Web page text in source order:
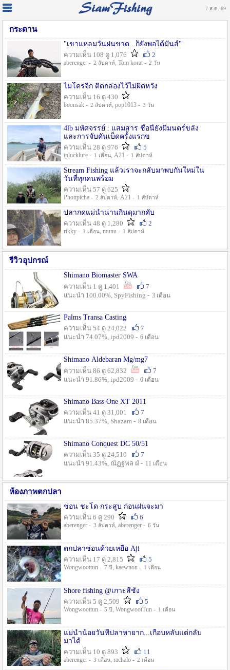
7 ส.ค. 69
กระดาน
"เขาแหลมวันฝนขาด...ก็ยังพอได้มันส์"
ความเห็น 108 ดู 1,076
2
aberenger - 2 สัปดาห์, Tom korat - 2 วัน
ไมโครจิ้ก ติดกล่องไว้ไม่ผิดหวัง
ความเห็น 16 ดู 430
boonsak - 2 สัปดาห์, pop1013 - 3 วัน
4lb มหัศจรรย์ : แสมสาร ชื่อนี้ยังมีมนตร์ขลัง
และการจับคันเบ็ดครั้งแรกข
ความเห็น 28 ดู 976
5
iplucklure - 1 เดือน, A21 - 1 สัปดาห์
Stream Fishing แล้วเราจะกลับมาพบกันใหม่ใน
วันที่ทุกคนพร้อม
ความเห็น 57 ดู 625
Phonpicha - 2 สัปดาห์, A21 - 1 สัปดาห์
ปลากดแม่น้ำน่านกินดุมากคับ
ความเห็น 48 ดู 1,280
2
rikky - 1 เดือน, munu - 1 สัปดาห์
รีวิวอุปกรณ์
Shimano Biomaster SWA
ความเห็น 1 ดู 1,401
7
แนะนำ 100.00%, SpyFishing - 3 เดือน
Palms Transa Casting
ความเห็น 54 ดู 24,022
7
แนะนำ 74.07%, ipd2009 - 6 เดือน
Shimano Aldebaran Mg/mg7
ความเห็น 86 ดู 62,832
7
แนะนำ 91.86%, ipd2009 - 6 เดือน
Shimano Bass One XT 2011
ความเห็น 41 ดู 31,001
7
แนะนำ 85.37%, Shazam - 8 เดือน
Shimano Conquest DC 50/51
ความเห็น 35 ดู 24,510
7
แนะนำ 91.43%, ณัฏฐพล ฝ่ - 11 เดือน
ห้องภาพตกปลา
ช่อน ชะโด กระสูบ ก่อนฝนจะมา
ความเห็น 6 ดู 290
6
aberenger - 3 สัปดาห์, aberenger - 6 วัน
ตกปลาช่อนด้วยเหยื่อ Aji
ความเห็น 17 ดู 2,815
5
Wongwoottun - 7 ปี , kaewnon - 1 เดือน
Shore fishing @เกาะสีชัง
ความเห็น 5 ดู 2,509
5
Wongwoottun - 5 ปี , WongwootTun - 1 เดือน
แม่น้ำน้อยวันที่ปลาหายาก...เกือบหลับแต่กลับ
มาได้
ความเห็น 10 ดู 893
11
aberenger - 3 เดือน, rachalo - 2 เดือน